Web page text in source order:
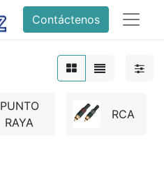
Contáctenos
PUNTO
RAYA
RCA